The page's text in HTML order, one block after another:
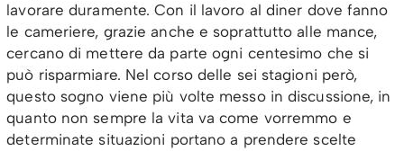
lavorare duramente. Con il lavoro al diner dove fanno
le cameriere, grazie anche e soprattutto alle mance,
cercano di mettere da parte ogni centesimo che si
può risparmiare. Nel corso delle sei stagioni però,
questo sogno viene più volte messo in discussione, in
quanto non sempre la vita va come vorremmo e
determinate situazioni portano a prendere scelte